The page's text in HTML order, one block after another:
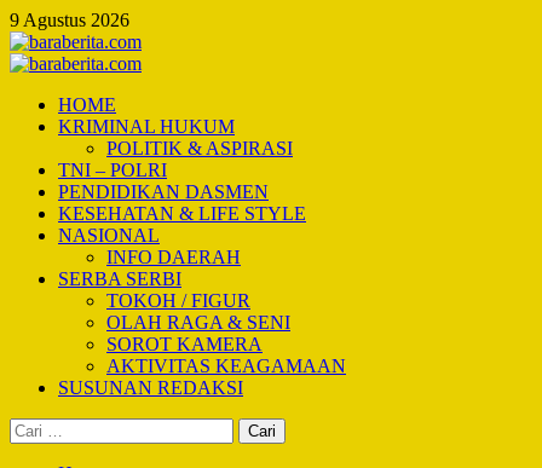
Skip
to
content
9 Agustus 2026
Primary
HOME
KRIMINAL HUKUM
POLITIK & ASPIRASI
TNI – POLRI
PENDIDIKAN DASMEN
KESEHATAN & LIFE STYLE
NASIONAL
INFO DAERAH
SERBA SERBI
TOKOH / FIGUR
OLAH RAGA & SENI
SOROT KAMERA
AKTIVITAS KEAGAMAAN
SUSUNAN REDAKSI
Cari
untuk: